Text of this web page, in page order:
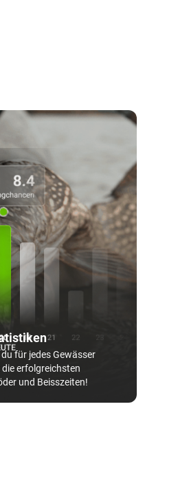
für jedes Gewässer
erfolgreichsten
und Beisszeiten!